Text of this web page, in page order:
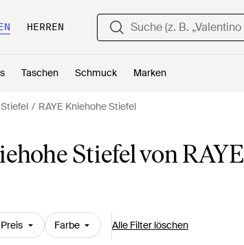
HERREN
Taschen Schmuck Marken
RAYE Kniehohe Stiefel
Stiefel von RAYE
Preis Farbe Alle Filter löschen